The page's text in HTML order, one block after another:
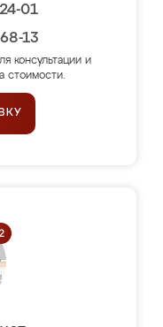
01
13
консультации и
стоимости.